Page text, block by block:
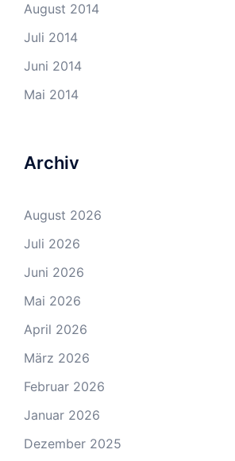
August 2014
Juli 2014
Juni 2014
Mai 2014
Archiv
August 2026
Juli 2026
Juni 2026
Mai 2026
April 2026
März 2026
Februar 2026
Januar 2026
Dezember 2025